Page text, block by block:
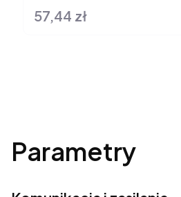
Cena
57,44 zł
Parametry